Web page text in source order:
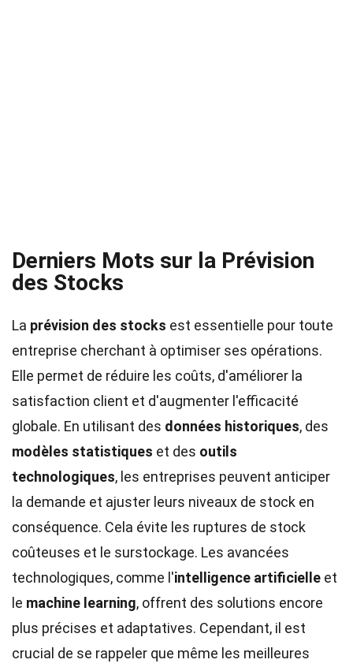
Derniers Mots sur la Prévision
des Stocks
La prévision des stocks est essentielle pour toute
entreprise cherchant à optimiser ses opérations.
Elle permet de réduire les coûts, d'améliorer la
satisfaction client et d'augmenter l'efficacité
globale. En utilisant des données historiques, des
modèles statistiques et des outils
technologiques, les entreprises peuvent anticiper
la demande et ajuster leurs niveaux de stock en
conséquence. Cela évite les ruptures de stock
coûteuses et le surstockage. Les avancées
technologiques, comme l'intelligence artificielle et
le machine learning, offrent des solutions encore
plus précises et adaptatives. Cependant, il est
crucial de se rappeler que même les meilleures